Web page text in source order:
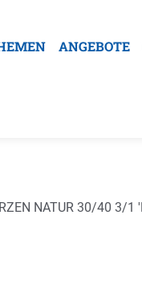
ANGEBOTE